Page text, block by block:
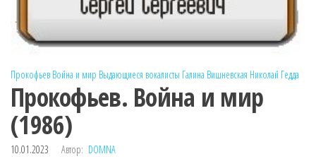
Прокофьев Война и мир Выдающиеся вокалисты Галина Вишневская Николай Гедда
Прокофьев. Война и мир
(1986)
10.01.2023 Автор: DOMNA